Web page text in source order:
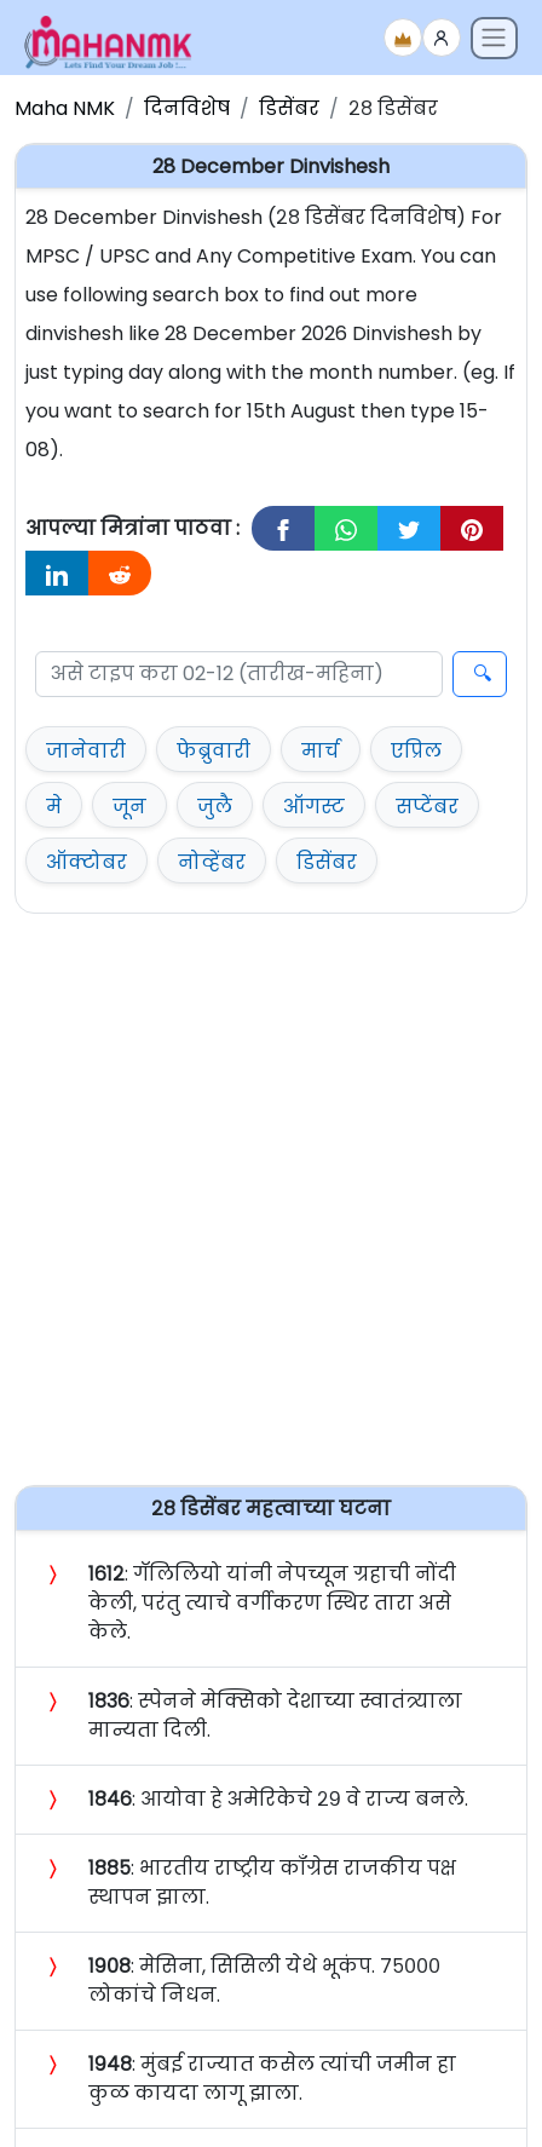
Maha NMK दिनविशेष डिसेंबर २८ डिसेंबर
28 December Dinvishesh
28 December Dinvishesh (२८ डिसेंबर दिनविशेष) For
MPSC / UPSC and Any Competitive Exam. You can
use following search box to find out more
dinvishesh like 28 December 2026 Dinvishesh by
just typing day along with the month number. (eg. If
you want to search for 15th August then type 15-
08).
आपल्या मित्रांना पाठवा :
जानेवारी फेब्रुवारी मार्च
एप्रिल
मे
जून जुलै ऑगस्ट
सप्टेंबर
ऑक्टोबर
नोव्हेंबर डिसेंबर
२८ डिसेंबर महत्वाच्या घटना
〉 १६१२: गॅलिलियो यांनी नेपच्यून ग्रहाची नोंदी
केली, परंतु त्याचे वर्गीकरण स्थिर तारा असे
केले.
〉 १८३६: स्पेनने मेक्सिको देशाच्या स्वातंत्र्याला
मान्यता दिली.
〉 १८४६: आयोवा हे अमेरिकेचे २९ वे राज्य बनले.
〉 १८८५: भारतीय राष्ट्रीय कॉंग्रेस राजकीय पक्ष
स्थापन झाला.
〉 १९०८: मेसिना, सिसिली येथे भूकंप. ७५०००
लोकांचे निधन.
〉 १९४८: मुंबई राज्यात कसेल त्यांची जमीन हा
कुळ कायदा लागू झाला.